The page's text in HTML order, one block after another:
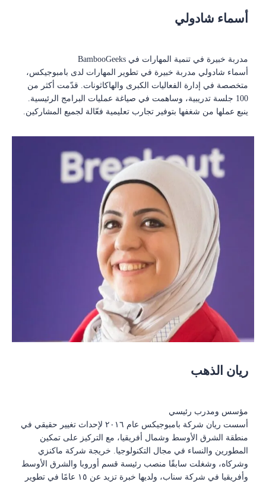
أسماء شادولي
مدربة خبيرة في تنمية المهارات في BambooGeeks
أسماء شادولي مدربة خبيرة في تطوير المهارات لدى بامبوجيكس،
متخصصة في إدارة الفعاليات الكبرى والهاكاثونات. قدّمت أكثر من
100 جلسة تدريبية، وساهمت في صياغة عمليات البرامج الرئيسية.
ينبع عملها من شغفها بتوفير تجارب تعليمية فعّالة لجميع المشاركين.
ريان الذهب
مؤسس ومدرب رئيسي
أسست ريان شركة بامبوجيكس عام ٢٠١٦ لإحداث تغيير حقيقي في
منطقة الشرق الأوسط وشمال أفريقيا، مع التركيز على تمكين
المطورين والنساء في مجال التكنولوجيا. خريجة شركة ماكنزي
وشركاه، وشغلت سابقًا منصب رئيسة قسم أوروبا والشرق الأوسط
وأفريقيا في شركة سناب، ولديها خبرة تزيد عن ١٥ عامًا في تطوير